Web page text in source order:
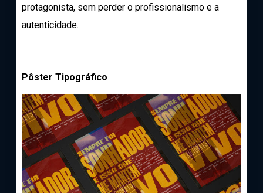
protagonista, sem perder o profissionalismo e a
autenticidade.
Pôster Tipográfico